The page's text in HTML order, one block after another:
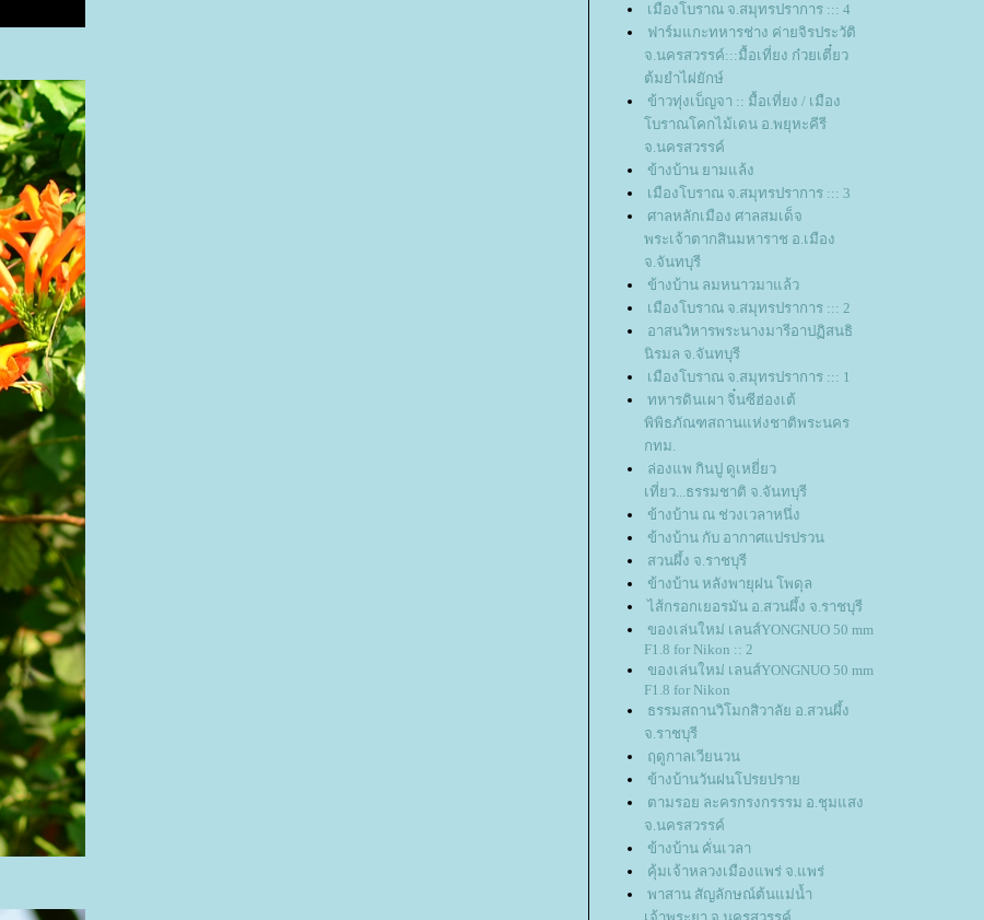
เมืองโบราณ จ.สมุทรปราการ ::: 4
ฟาร์มแกะทหารช่าง ค่ายจิรประวัติ
จ.นครสวรรค์:::มื้อเที่ยง ก๋วยเตี๋ยว
ต้มยำไผ่ยักษ์
ข้าวทุ่งเบ็ญจา :: มื้อเที่ยง / เมือง
บราณโคกไม้เดน อ.พยุหะคีรี
จ.นครสวรรค์
ข้างบ้าน ยามแล้ง
เมืองโบราณ จ.สมุทรปราการ ::: 3
ศาลหลักเมือง ศาลสมเด็จ
พระเจ้าตากสินมหาราช อ.เมือง
จ.จันทบุรี
ข้างบ้าน ลมหนาวมาแล้ว
เมืองโบราณ จ.สมุทรปราการ ::: 2
อาสนวิหารพระนางมารีอาปฏิสนธิ
นิรมล จ.จันทบุรี
เมืองโบราณ จ.สมุทรปราการ ::: 1
ทหารดินเผา จิ๋นซีฮ่องเต้
พิพิธภัณฑสถานแห่งชาติพระนคร
กทม.
ล่องแพ กินปู ดูเหยี่ยว
เที่ยว...ธรรมชาติ จ.จันทบุรี
ข้างบ้าน ณ ช่วงเวลาหนึ่ง
ข้างบ้าน กับ อากาศแปรปรวน
สวนผึ้ง จ.ราชบุรี
ข้างบ้าน หลังพายุฝน โพดุล
ไส้กรอกเยอรมัน อ.สวนผึ้ง จ.ราชบุรี
ของเล่นใหม่ เลนส์YONGNUO 50 mm
F1.8 for Nikon :: 2
ของเล่นใหม่ เลนส์YONGNUO 50 mm
F1.8 for Nikon
ธรรมสถานวิโมกสิวาลัย อ.สวนผึ้ง
จ.ราชบุรี
ฤดูกาลเวียนวน
ข้างบ้านวันฝนโปรยปรา
ตามรอย ละครกรงกรรรม อ.ชุมแสง
จ.นครสวรรค์
ข้างบ้าน คั่นเวลา
คุ้มเจ้าหลวงเมืองแพร่ จ.แพร่
พาสาน สัญลักษณ์ต้นแม่น้ำ